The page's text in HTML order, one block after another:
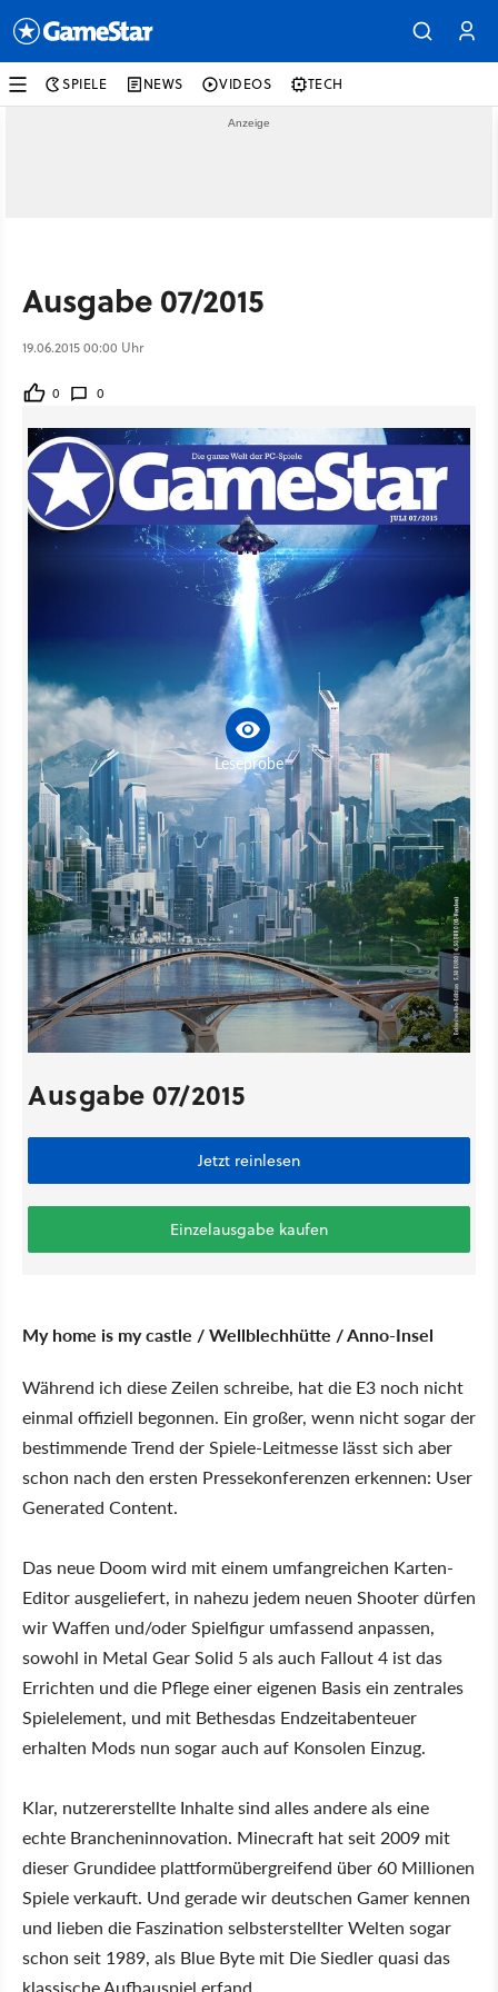
SPIELE NEWS VIDEOS TECH
Ausgabe 07/2015
19.06.2015 00:00 Uhr
0 0
Leseprobe
Ausgabe 07/2015
Jetzt reinlesen
Einzelausgabe kaufen
My home is my castle / Wellblechhütte / Anno-Insel
Während ich diese Zeilen schreibe, hat die E3 noch nicht
einmal offiziell begonnen. Ein großer, wenn nicht sogar der
bestimmende Trend der Spiele-Leitmesse lässt sich aber
schon nach den ersten Pressekonferenzen erkennen: User
Generated Content.
Das neue Doom wird mit einem umfangreichen Karten-
Editor ausgeliefert, in nahezu jedem neuen Shooter dürfen
wir Waffen und/oder Spielfigur umfassend anpassen,
sowohl in Metal Gear Solid 5 als auch Fallout 4 ist das
Errichten und die Pflege einer eigenen Basis ein zentrales
Spielelement, und mit Bethesdas Endzeitabenteuer
erhalten Mods nun sogar auch auf Konsolen Einzug.
Klar, nutzererstellte Inhalte sind alles andere als eine
echte Brancheninnovation. Minecraft hat seit 2009 mit
dieser Grundidee plattformübergreifend über 60 Millionen
Spiele verkauft. Und gerade wir deutschen Gamer kennen
und lieben die Faszination selbsterstellter Welten sogar
schon seit 1989, als Blue Byte mit Die Siedler quasi das